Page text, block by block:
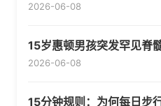
2026-06-08
15岁惠顿男孩突发罕见脊
2026-06-08
15分钟规则：为何每日步